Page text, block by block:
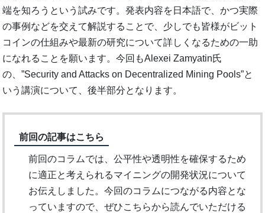
端を知ろうという試みです。発表内容を日本語で、かつ実際
の事例などを交えて解説することで、少しでも皆様がビット
コインの仕組みや最新の研究について詳しくなるための一助
になれることを願います。今回もAlexei Zamyatin氏
の、”Security and Attacks on Decentralized Mining Pools”と
いう講演について、後半部分となります。
前回の記事はこちら
前回のコラムでは、公平性や透明性を確保するため
に適正と考えられるマイニングの開発状況について
お伝えしました。今回のコラムにつながる内容とな
っていますので、ぜひこちらから読んでいただける